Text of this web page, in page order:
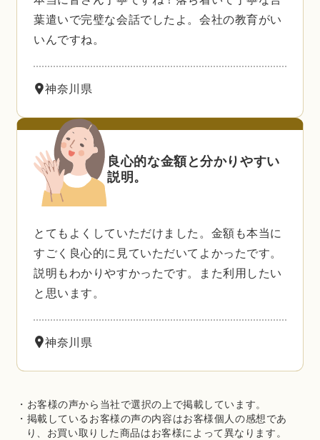
葉遣いで完璧な会話でしたよ。会社の教育がい
いんですね。
神奈川県
良心的な金額と分かりやすい
説明。
とてもよくしていただけました。金額も本当に
すごく良心的に見ていただいてよかったです。
説明もわかりやすかったです。また利用したい
と思います。
神奈川県
・お客様の声から当社で選択の上で掲載しています。
・掲載しているお客様の声の内容はお客様個人の感想であ
り、お買い取りした商品はお客様によって異なります。